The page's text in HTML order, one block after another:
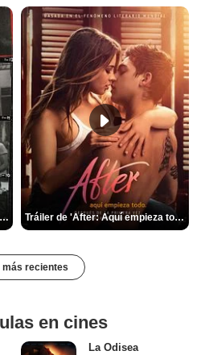
Primer Tráiler Oficial Subtitulado de 'Una última aventura: Detrás de cámaras de Stranger Things 5' Tráiler de 'After: Aquí empieza todo'
más recientes
en cines
La Odisea